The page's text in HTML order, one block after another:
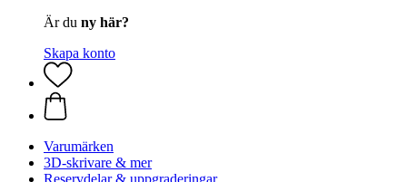
Är du ny här?
Skapa konto
Varumärken
3D-skrivare & mer
Reservdelar & uppgraderingar